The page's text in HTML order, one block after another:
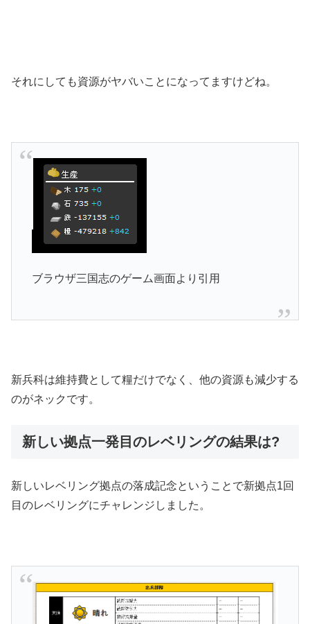
それにしても資源がヤバいことになってますけどね。
ブラウザ三国志のゲーム画面より引用
新兵科は維持費として糧だけでなく、他の資源も減少する
のがネックです。
新しい拠点一発目のレベリングの結果は?
新しいレベリング拠点の落成記念ということで新拠点1回
目のレベリングにチャレンジしました。